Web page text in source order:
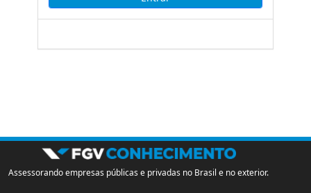
Assessorando empresas públicas e privadas no Brasil e no exterior.